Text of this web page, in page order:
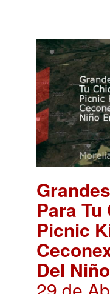
Para
Picnic
Del